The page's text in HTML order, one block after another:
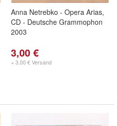
Anna Netrebko - Opera Arias,
CD - Deutsche Grammophon
2003
3,00 €
+ 3,00 € Versand